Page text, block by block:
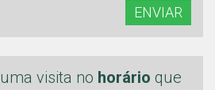
ENVIAR
uma visita no horário que